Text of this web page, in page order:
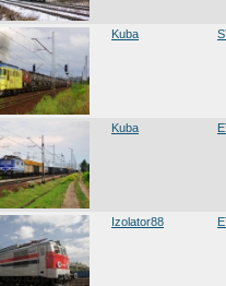
Kuba
Kuba
Izolator88